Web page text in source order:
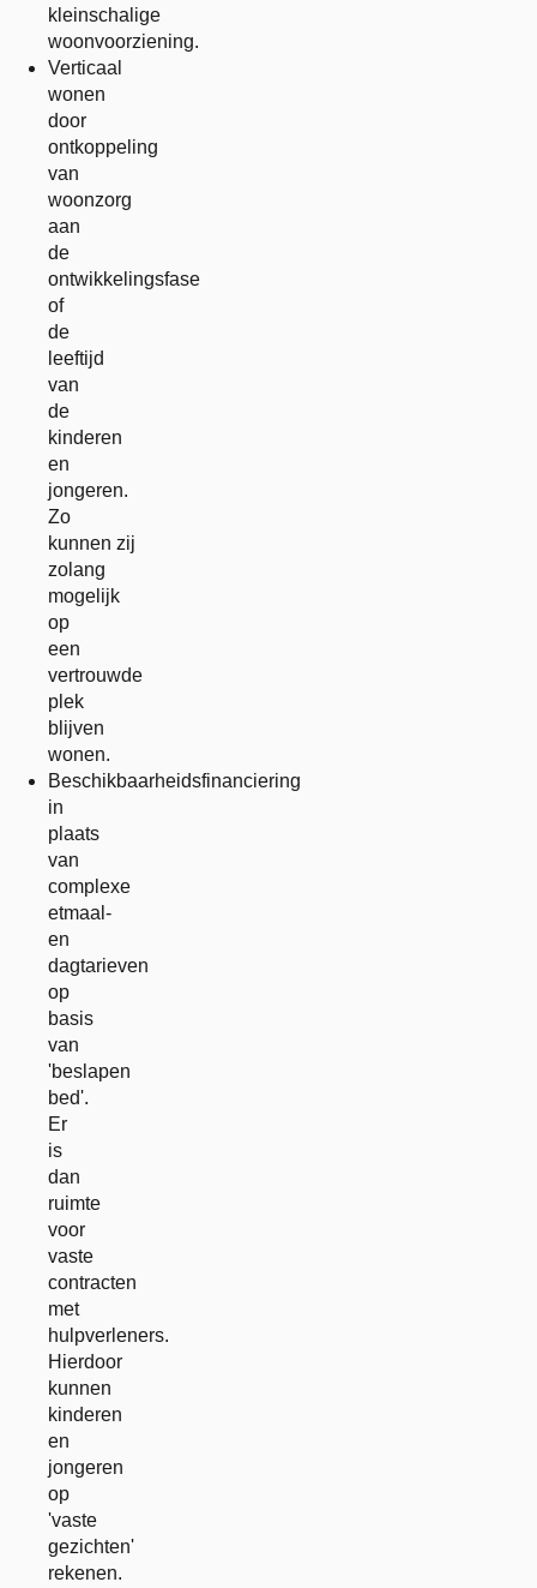
kleinschalige
woonvoorziening.
Verticaal
wonen
door
ontkoppeling
van
woonzorg
aan
de
ontwikkelingsfase
of
de
leeftijd
van
de
kinderen
en
jongeren.
Zo
kunnen zij
zolang
mogelijk
op
een
vertrouwde
plek
blijven
wonen.
Beschikbaarheidsfinanciering
in
plaats
van
complexe
etmaal-
en
dagtarieven
op
basis
van
'beslapen
bed'.
Er
is
dan
ruimte
voor
vaste
contracten
met
hulpverleners.
Hierdoor
kunnen
kinderen
en
jongeren
op
'vaste
gezichten'
rekenen.